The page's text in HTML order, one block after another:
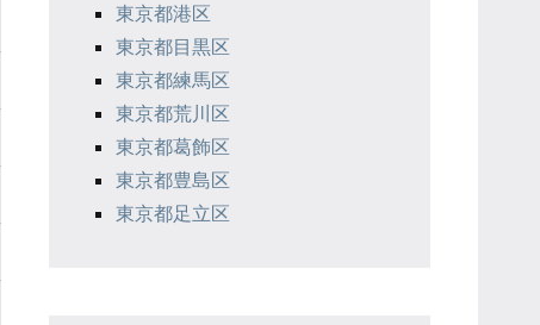
東京都港区
東京都目黒区
東京都練馬区
東京都荒川区
東京都葛飾区
東京都豊島区
東京都足立区